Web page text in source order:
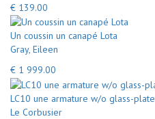
€ 139.00
Un coussin un canapé Lota
Gray, Eileen
€ 1 999.00
LC10 une armature w/o glass-plate
Le Corbusier